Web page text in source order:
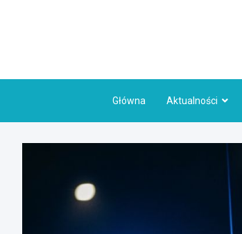
Główna Aktualności